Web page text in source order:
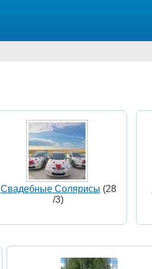
Свадебные Солярисы (28
/3)